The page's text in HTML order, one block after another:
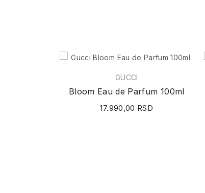
GUCCI
Bloom Eau de Parfum 100ml
17.990,00 RSD